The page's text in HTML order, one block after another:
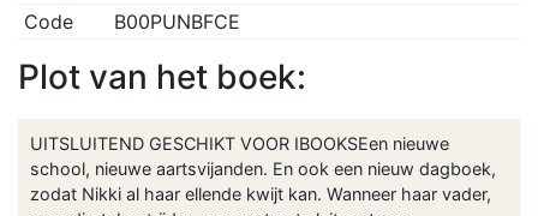
Code
B00PUNBFCE
Plot van het boek:
UITSLUITEND GESCHIKT VOOR IBOOKSEen nieuwe
school, nieuwe aartsvijanden. En ook een nieuw dagboek,
zodat Nikki al haar ellende kwijt kan. Wanneer haar vader,